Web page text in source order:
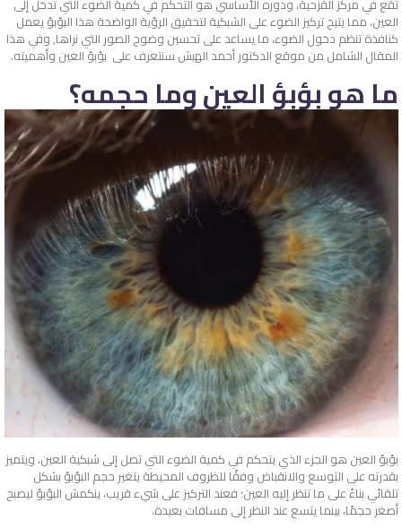
تقع في مركز القزحية، ودوره الأساسي هو التحكم في كمية الضوء التي تدخل إلى
العين، مما يتيح تركيز الضوء على الشبكية لتحقيق الرؤية الواضحة هذا البؤبؤ يعمل
كنافذة تنظم دخول الضوء، ما يساعد على تحسين وضوح الصور التي نراها, وفي هذا
المقال الشامل من موقع الدكتور أحمد الهبش سنتعرف على بؤبؤ العين وأهميته.
ما هو بؤبؤ العين وما حجمه؟
بؤبؤ العين هو الجزء الذي يتحكم في كمية الضوء التي تصل إلى شبكية العين، ويتميز
بقدرته على التوسع والانقباض وفقًا للظروف المحيطة يتغير حجم البؤبؤ بشكل
تلقائي بناءً على ما تنظر إليه العين؛ فعند التركيز على شيء قريب، ينكمش البؤبؤ ليصبح
أصغر حجمًا، بينما يتسع عند النظر إلى مسافات بعيدة.